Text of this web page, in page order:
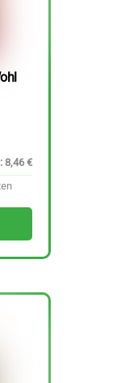
8,46 €